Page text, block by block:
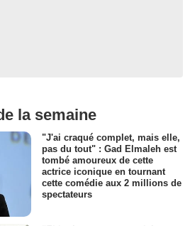
la semaine
"J'ai craqué complet, mais elle,
pas du tout" : Gad Elmaleh est
tombé amoureux de cette
actrice iconique en tournant
cette comédie aux 2 millions de
spectateurs